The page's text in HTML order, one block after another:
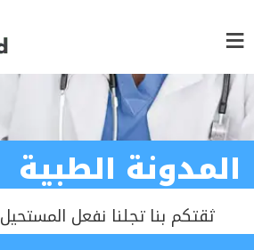
المدونة الطبية
ثقتكم بنا تجلنا نفعل المستحيل